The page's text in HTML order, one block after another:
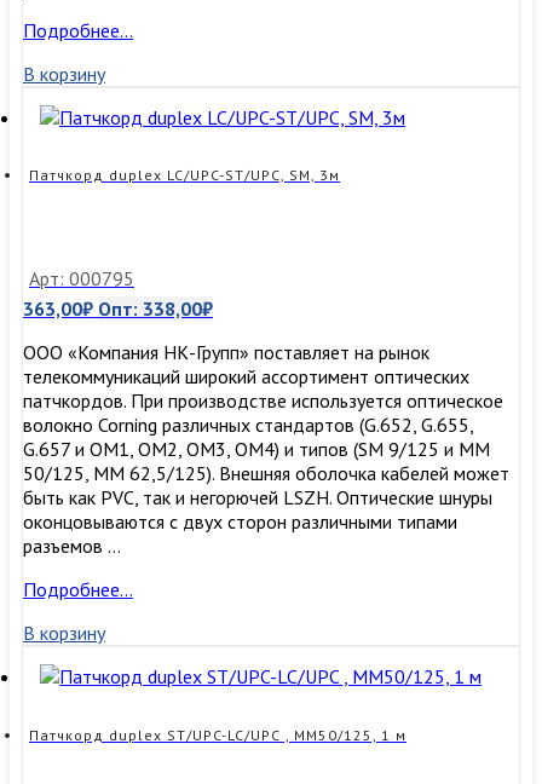
Патчкорд
LC/UPC-
ST/UPC,
SM,
Подробнее…
В корзину
Патчкорд duplex LC/UPC-ST/UPC, SM, 3м
Арт: 000795
363,00₽ Опт: 338,00₽
ООО «Компания НК-Групп» поставляет на рынок
телекоммуникаций широкий ассортимент оптических
патчкордов. При производстве используется оптическое
волокно Corning различных стандартов (G.652, G.655,
G.657 и OM1, OM2, OM3, ОМ4) и типов (SM 9/125 и MM
50/125, MM 62,5/125). Внешняя оболочка кабелей может
быть как PVC, так и негорючей LSZH. Оптические шнуры
оконцовываются с двух сторон различными типами
разъемов …
Патчкорд
LC/UPC-
ST/UPC,
SM,
Подробнее…
В корзину
Патчкорд duplex ST/UPC-LC/UPC , MM50/125, 1 м